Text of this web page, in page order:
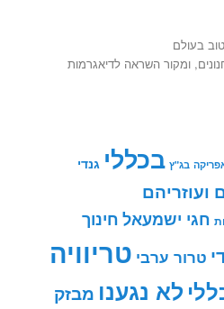
בעולם
ומקור השראה לדיאגרמות
בג"ץ בכללי גנדי
ועוזריהם
חגי ישמעאל חינוך
טרור ערבי טריוויה
לא נגענו מבזק